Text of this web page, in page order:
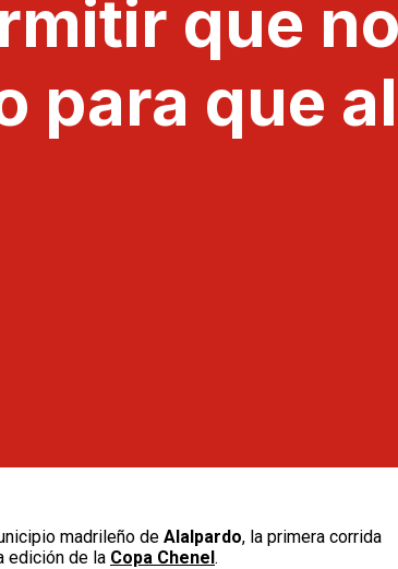
que
para que
madrileño de Alalpardo, la primera corrida
edición de la Copa Chenel.